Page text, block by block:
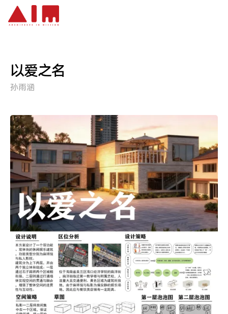
跳到主要内容
以爱之名
孙雨涵